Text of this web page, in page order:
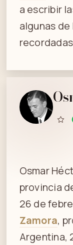
a escribir
algunas de
Osmar
provincia
26 de
Zamora,
Argentina,